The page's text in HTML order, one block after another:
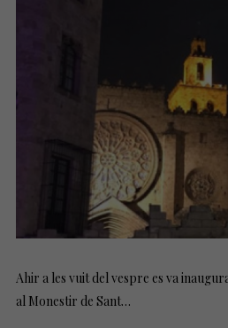
Ahir a les vuit del vespre es va
al Monestir de Sant…